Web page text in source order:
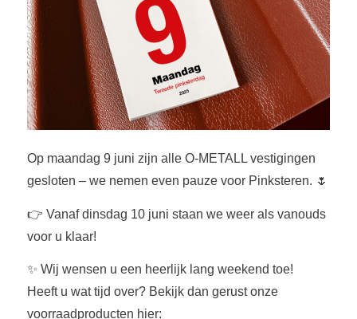
Op maandag 9 juni zijn alle O-METALL vestigingen
gesloten – we nemen even pauze voor Pinksteren. 🌷
👉 Vanaf dinsdag 10 juni staan we weer als vanouds
voor u klaar!
✨ Wij wensen u een heerlijk lang weekend toe!
Heeft u wat tijd over? Bekijk dan gerust onze
voorraadproducten hier: